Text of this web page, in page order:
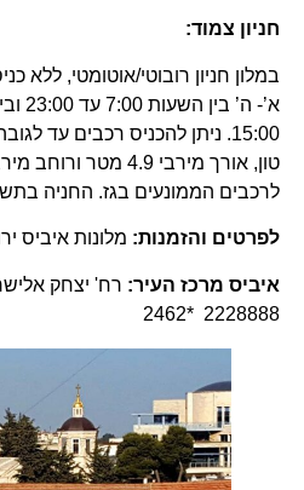
חניון צמוד:
במלון חניון רובוטי/אוטומטי, ללא
לרכבים הממונעים בגז. החניה
לפרטים והזמנות:מלונות איביס
איביס מרכז העיר:
2228888 *2462